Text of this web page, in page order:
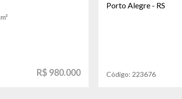
m²
R$ 980.000
Porto Alegre - RS
Código: 223676